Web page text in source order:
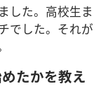
した。高校生ま
でした。それが
たかを教え